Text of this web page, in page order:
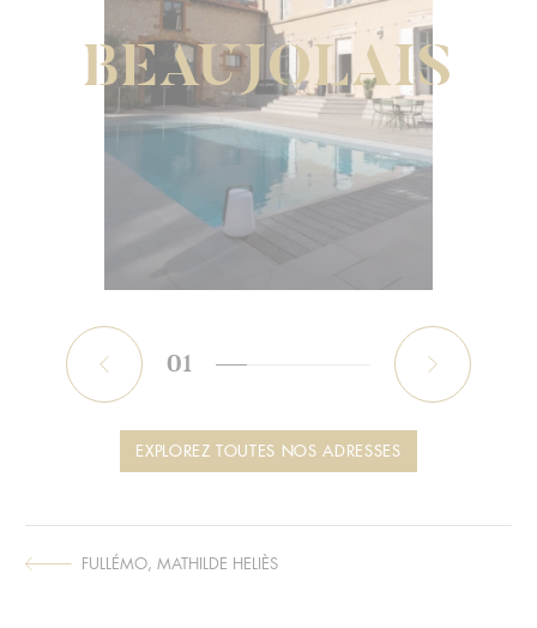
BEAUJOLAIS
Précédent
01
EXPLOREZ TOUTES NOS ADRESSES
ARTICLE FULLÉMO, MATHILDE HELIÈS